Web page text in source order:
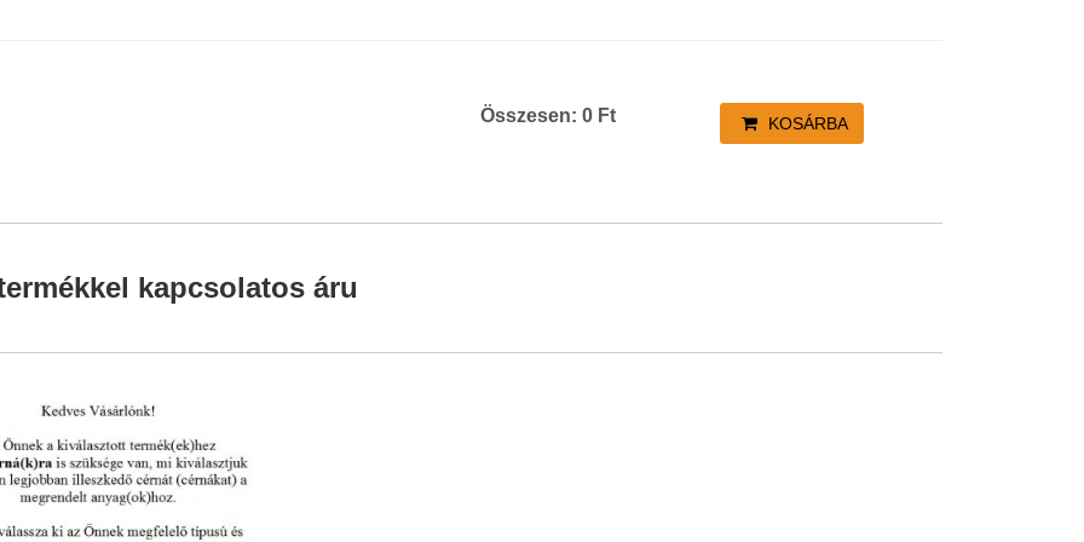
Összesen: 0Ft KOSÁRBA
kapcsolatos áru